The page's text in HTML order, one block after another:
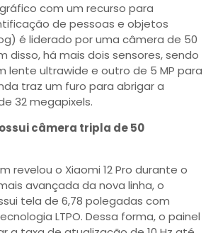
com um recurso para
de pessoas e objetos
é liderado por uma câmera de 50
disso, há mais dois sensores, sendo
lente ultrawide e outro de 5 MP para
traz um furo para abrigar a
32 megapixels.
câmera tripla de 50
revelou o Xiaomi 12 Pro durante o
avançada da nova linha, o
tela de 6,78 polegadas com
LTPO. Dessa forma, o painel